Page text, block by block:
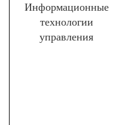
Информационные
технологии
управления